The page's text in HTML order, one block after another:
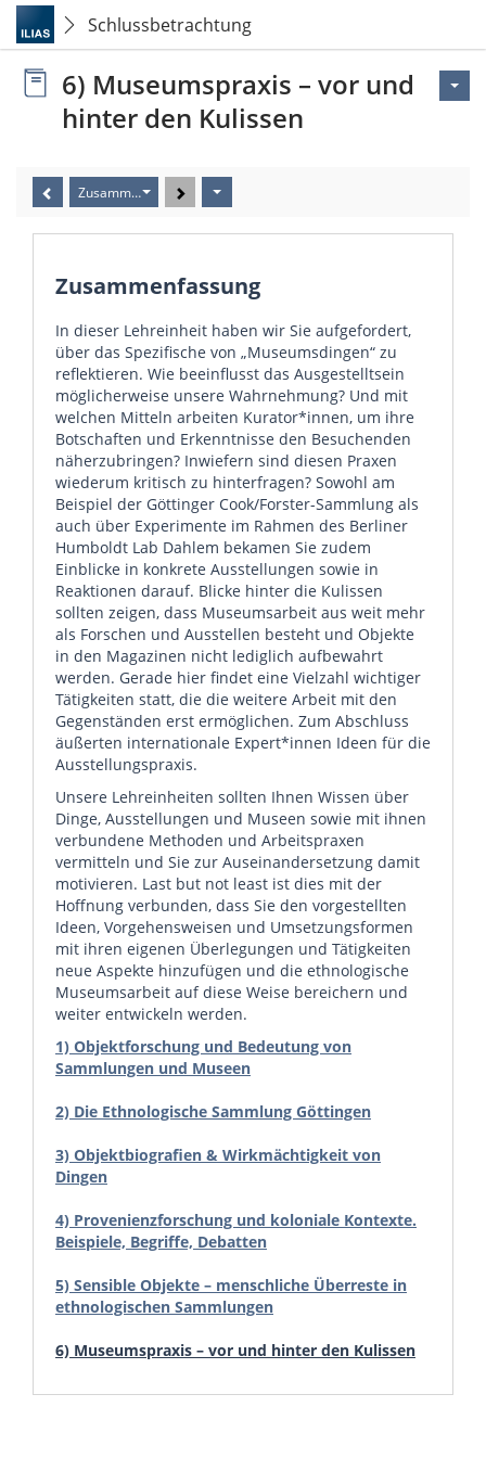
Schlussbetrachtung
6) Museumspraxis – vor und
hinter den Kulissen
Zusammenfassung
Zusammenfassung
In dieser Lehreinheit haben wir Sie aufgefordert,
über das Spezifische von „Museumsdingen“ zu
reflektieren. Wie beeinflusst das Ausgestelltsein
möglicherweise unsere Wahrnehmung? Und mit
welchen Mitteln arbeiten Kurator*innen, um ihre
Botschaften und Erkenntnisse den Besuchenden
näherzubringen? Inwiefern sind diesen Praxen
wiederum kritisch zu hinterfragen? Sowohl am
Beispiel der Göttinger Cook/Forster-Sammlung als
auch über Experimente im Rahmen des Berliner
Humboldt Lab Dahlem bekamen Sie zudem
Einblicke in konkrete Ausstellungen sowie in
Reaktionen darauf. Blicke hinter die Kulissen
sollten zeigen, dass Museumsarbeit aus weit mehr
als Forschen und Ausstellen besteht und Objekte
in den Magazinen nicht lediglich aufbewahrt
werden. Gerade hier findet eine Vielzahl wichtiger
Tätigkeiten statt, die die weitere Arbeit mit den
Gegenständen erst ermöglichen. Zum Abschluss
äußerten internationale Expert*innen Ideen für die
Ausstellungspraxis.
Unsere Lehreinheiten sollten Ihnen Wissen über
Dinge, Ausstellungen und Museen sowie mit ihnen
verbundene Methoden und Arbeitspraxen
vermitteln und Sie zur Auseinandersetzung damit
motivieren. Last but not least ist dies mit der
Hoffnung verbunden, dass Sie den vorgestellten
Ideen, Vorgehensweisen und Umsetzungsformen
mit ihren eigenen Überlegungen und Tätigkeiten
neue Aspekte hinzufügen und die ethnologische
Museumsarbeit auf diese Weise bereichern und
weiter entwickeln werden.
1) Objektforschung und Bedeutung von
Sammlungen und Museen
2) Die Ethnologische Sammlung Göttingen
3) Objektbiografien & Wirkmächtigkeit von
Dingen
4) Provenienzforschung und koloniale Kontexte.
Beispiele, Begriffe, Debatten
5) Sensible Objekte – menschliche Überreste in
ethnologischen Sammlungen
6) Museumspraxis – vor und hinter den Kulissen